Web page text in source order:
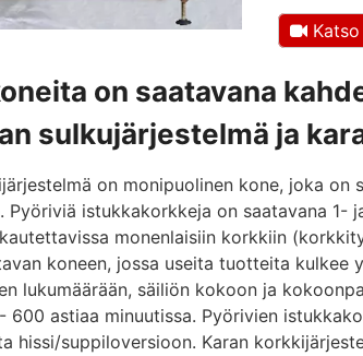
Katso
on saatavana
sulkujärjestelmä ja
on monipuolinen kone, joka on
Pyöriviä istukkakorkkeja on saatavana 1-
monenlaisiin korkkiin
koneen, jossa useita tuotteita kulkee
lukumäärään, säiliön kokoon ja
600 astiaa minuutissa. Pyörivien
hissi/suppiloversioon. Karan